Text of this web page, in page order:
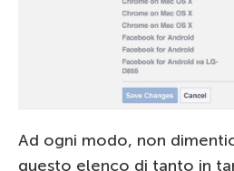
Ad ogni modo, non
questo elenco di tanto in